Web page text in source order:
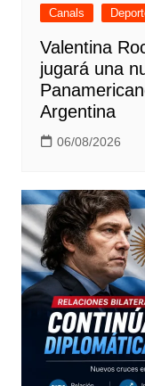
Canals
Valentina
jugará una
Argentina
06/08/2026